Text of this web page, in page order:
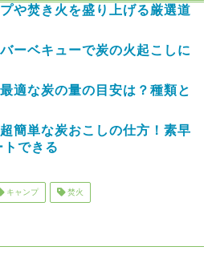
や焚き火を盛り上げる厳選道
ーベキューで炭の火起こしに
適な炭の量の目安は？種類と
簡単な炭おこしの仕方！素早
できる
キャンプ 焚火